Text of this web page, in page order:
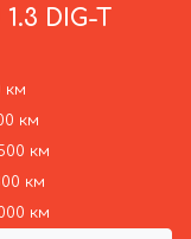
DIG-T
км
км
км
км
км